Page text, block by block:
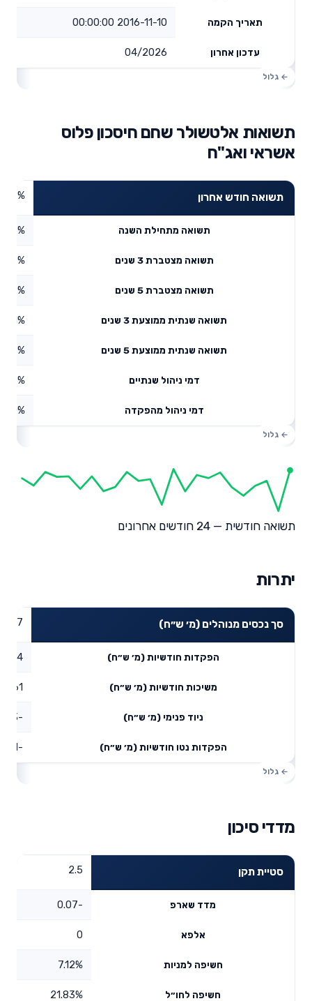
תאריך הקמה 2016-11-10 00:00:00
עדכון אחרון 04/2026
תשואות אלטשולר שחם חיסכון פלוס
אשראי ואג"ח
תשואה חודש אחרון
תשואה מתחילת השנה
תשואה מצטברת 3 שנים
תשואה מצטברת 5 שנים
תשואה שנתית ממוצעת 3 שנים
תשואה שנתית ממוצעת 5 שנים
דמי ניהול שנתיים
דמי ניהול מהפקדה 0%
תשואה חודשית — 24 חודשים אחרונים
יתרות
סך נכסים מנוהלים (מ׳ ש״ח)
הפקדות חודשיות (מ׳ ש״ח) 1.4
משיכות חודשיות (מ׳ ש״ח) 1.61
ניוד פנימי (מ׳ ש״ח) -4.3
הפקדות נטו חודשיות (מ׳ ש״ח) -4.51
מדדי סיכון
סטיית תקן 2.5
מדד שארפ -0.07
אלפא 0
חשיפה למניות 7.12%
חשיפה לחו״ל 21.83%